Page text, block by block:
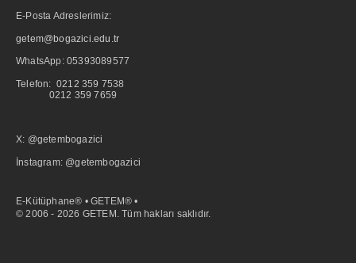
E-Posta Adreslerimiz:
getem@bogazici.edu.tr
WhatsApp: 05393089577
Telefon: 0212 359 7538
0212 359 7659
X: @getembogazici
İnstagram: @getembogazici
E-Kütüphane® • GETEM® •
© 2006 - 2026 GETEM. Tüm hakları saklıdır.